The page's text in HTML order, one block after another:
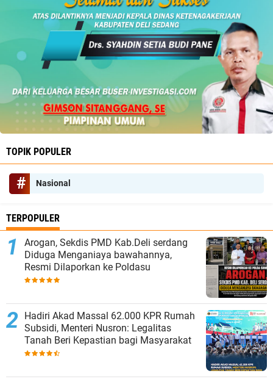
TOPIK POPULER
Nasional
TERPOPULER
‎Arogan, Sekdis PMD Kab.Deli serdang
Diduga Menganiaya bawahannya,
Resmi Dilaporkan ke Poldasu
Hadiri Akad Massal 62.000 KPR Rumah
Subsidi, Menteri Nusron: Legalitas
Tanah Beri Kepastian bagi Masyarakat